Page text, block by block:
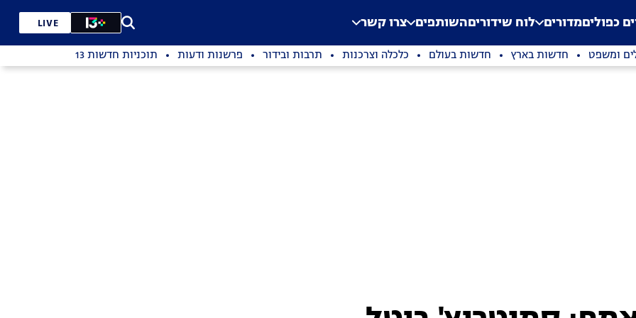
Application error: a
. כפוליםמדורים לוח שידוריםהשותפים צרו קשר LIVE
ומשפט חדשות בארץ חדשות בעולם כלכלה וצרכנות תרבות ובידור פרשנות ודעות תוכניות חדשות 13